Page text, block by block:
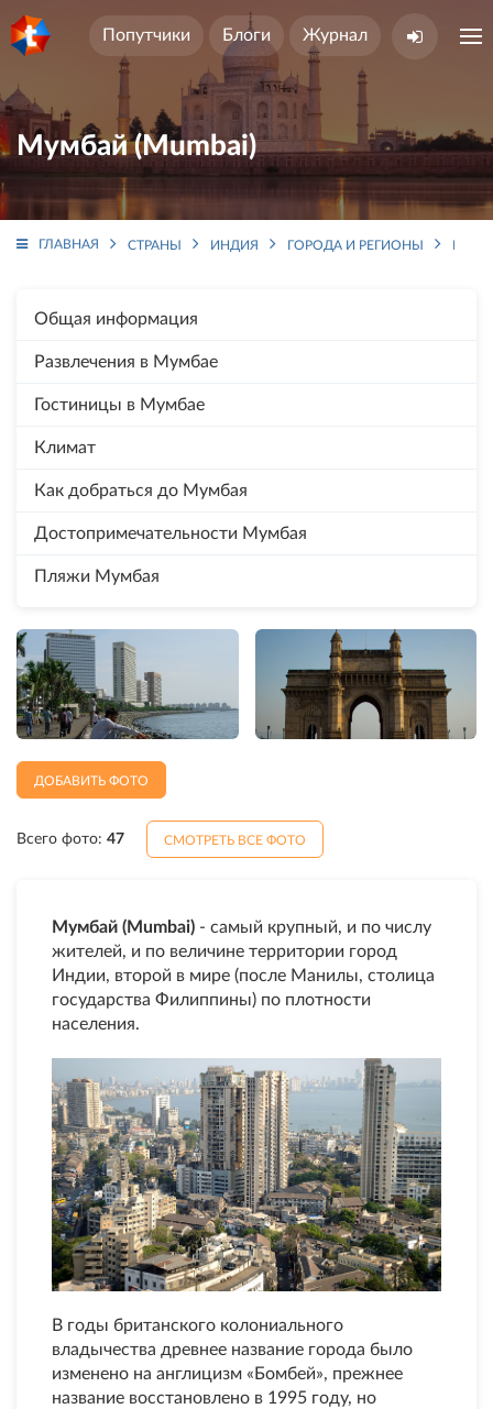
Попутчики Блоги Журнал
Мумбай (Mumbai)
ГЛАВНАЯ СТРАНЫ ИНДИЯ ГОРОДА И РЕГИОНЫ
Общая информация
Развлечения в Мумбае
Гостиницы в Мумбае
Климат
Как добраться до Мумбая
Достопримечательности Мумбая
Пляжи Мумбая
ДОБАВИТЬ ФОТО
Всего фото: 47 СМОТРЕТЬ ВСЕ ФОТО
Мумбай (Mumbai) - самый крупный, и по числу
жителей, и по величине территории город
Индии, второй в мире (после Манилы, столица
государства Филиппины) по плотности
населения.
В годы британского колониального
владычества древнее название города было
изменено на англицизм «Бомбей», прежнее
название восстановлено в 1995 году, но